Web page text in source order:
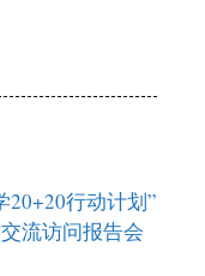
行动计划”
流访问报告会